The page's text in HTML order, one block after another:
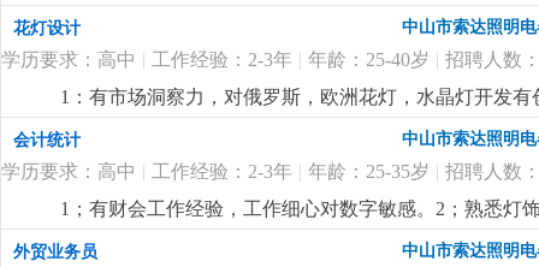
产品安全规定有一定的了解，能合理安排作业员的工作
详细
花灯设计 中山市索达照明
学历要求：高中 | 工作经验：2-3年 | 年龄：25-40岁 | 招聘人数
1：有市场洞察力，对俄罗斯，欧洲花灯，水晶灯开发
力。更详细...
会计统计 中山市索达照明
学历要求：高中 | 工作经验：2-3年 | 年龄：25-35岁 | 招聘人数
1；有财会工作经验，工作细心对数字敏感。2；熟悉灯
核算，懂看产品bom表。更详细...
外贸业务员 中山市索达照明